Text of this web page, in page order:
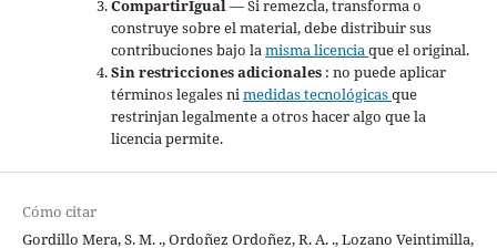
CompartirIgual — Si remezcla, transforma o
construye sobre el material, debe distribuir sus
contribuciones bajo la misma licencia que el original.
Sin restricciones adicionales : no puede aplicar
términos legales ni medidas tecnológicasque
restrinjan legalmente a otros hacer algo que la
licencia permite.
Cómo citar
Gordillo Mera, S. M. ., Ordoñez Ordoñez, R. A. ., Lozano Veintimilla,